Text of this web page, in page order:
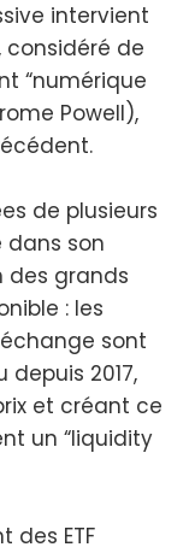
intervient
de
“numérique
Powell),
de plusieurs
son
des grands
: les
sont
2017,
et créant ce
un “liquidity
des ETF